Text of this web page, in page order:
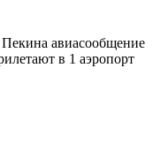
авиасообщение
в 1 аэропорт